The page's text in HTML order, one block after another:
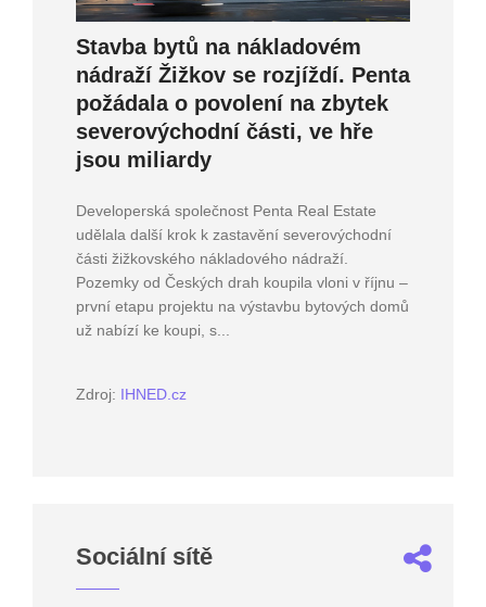
Stavba bytů na nákladovém
nádraží Žižkov se rozjíždí. Penta
požádala o povolení na zbytek
severovýchodní části, ve hře
jsou miliardy
Developerská společnost Penta Real Estate
udělala další krok k zastavění severovýchodní
části žižkovského nákladového nádraží.
Pozemky od Českých drah koupila vloni v říjnu –
první etapu projektu na výstavbu bytových domů
už nabízí ke koupi, s...
Zdroj: IHNED.cz
Sociální sítě